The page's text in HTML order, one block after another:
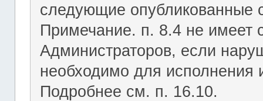
следующие
Примечание. п. 8.4 не имеет
Администраторов, если
необходимо для исполнения
Подробнее см. п. 16.10.